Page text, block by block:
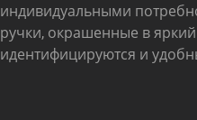
индивидуальными
ручки, окрашенные в яркий
идентифицируются и